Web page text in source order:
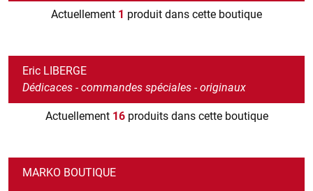
Actuellement 1 produit dans cette boutique
Eric LIBERGE
Dédicaces - commandes spéciales - originaux
Actuellement 16produits dans cette boutique
MARKO BOUTIQUE